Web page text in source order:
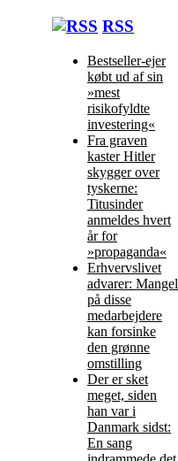
RSS
Bestseller-ejer
købt ud af sin
»mest
risikofyldte
investering«
Fra graven
kaster Hitler
skygger over
tyskerne:
Titusinder
anmeldes hvert
år for
»propaganda«
Erhvervslivet
advarer: Mangel
på disse
medarbejdere
kan forsinke
den grønne
omstilling
Der er sket
meget, siden
han var i
Danmark sidst:
En sang